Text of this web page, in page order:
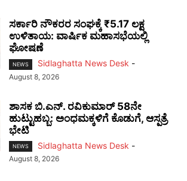
ಸರ್ಕಾರಿ ನೌಕರರ ಸಂಘಕ್ಕೆ ₹5.17 ಲಕ್ಷ
ಉಳಿತಾಯ: ವಾರ್ಷಿಕ ಮಹಾಸಭೆಯಲ್ಲಿ
ಘೋಷಣೆ
NEWS Sidlaghatta News Desk -
August 8, 2026
ಶಾಸಕ ಬಿ.ಎನ್. ರವಿಕುಮಾರ್ 58ನೇ
ಹುಟ್ಟುಹಬ್ಬ: ಅಂಧಮಕ್ಕಳಿಗೆ ಕೊಡುಗೆ, ಆಸ್ಪತ್ರೆ
ಭೇಟಿ
NEWS Sidlaghatta News Desk -
August 8, 2026